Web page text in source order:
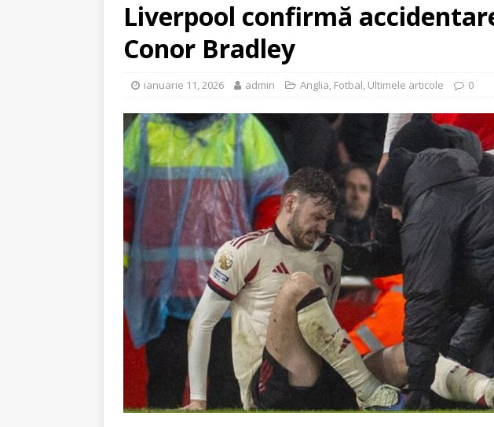
Liverpool confirmă
Conor Bradley
ianuarie 11, 2026 admin Anglia, Fotbal, Ultimele articole 0